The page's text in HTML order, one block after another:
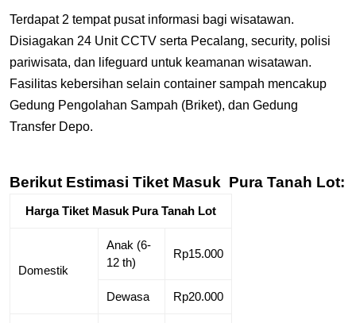
Terdapat 2 tempat pusat informasi bagi wisatawan.
Disiagakan 24 Unit CCTV serta Pecalang, security, polisi
pariwisata, dan lifeguard untuk keamanan wisatawan.
Fasilitas kebersihan selain container sampah mencakup
Gedung Pengolahan Sampah (Briket), dan Gedung
Transfer Depo.
Berikut Estimasi Tiket Masuk Pura Tanah Lot:
Harga Tiket Masuk Pura Tanah Lot
Domestik
Anak (6-
12 th)
Rp15.000
Dewasa Rp20.000